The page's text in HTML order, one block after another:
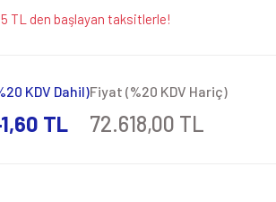
TL den başlayan taksitlerle!
KDV Dahil)
TL
Fiyat (%20 KDV Hariç)
72.618,00 TL